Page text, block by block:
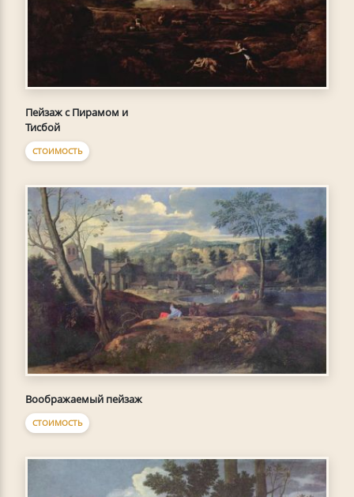
Пейзаж с Пирамом и
Тисбой
СТОИМОСТЬ
Воображаемый пейзаж
СТОИМОСТЬ